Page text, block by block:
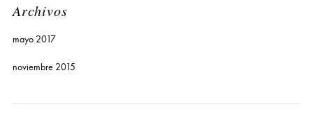
Archivos
mayo 2017
noviembre 2015